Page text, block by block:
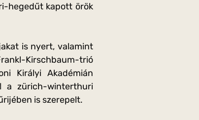
hegedűt kapott örök
is nyert, valamint
Kirschbaum-trió
Királyi Akadémián
a zürich-winterthuri
is szerepelt.